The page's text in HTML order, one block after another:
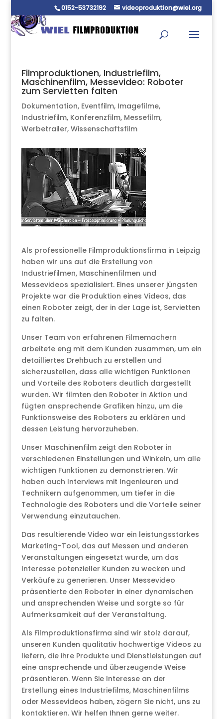
0152-53732192 videoproduktion@wiel.org
Filmproduktionen, Industriefilm,
Maschinenfilm, Messevideo: Roboter
zum Servietten falten
Dokumentation, Eventfilm, Imagefilme,
Industriefilm, Konferenzfilm, Messefilm,
Werbetrailer, Wissenschaftsfilm
Als professionelle Filmproduktionsfirma in Leipzig
haben wir uns auf die Erstellung von
Industriefilmen, Maschinenfilmen und
Messevideos spezialisiert. Eines unserer jüngsten
Projekte war die Produktion eines Videos, das
einen Roboter zeigt, der in der Lage ist, Servietten
zu falten.
Unser Team von erfahrenen Filmemachern
arbeitete eng mit dem Kunden zusammen, um ein
detailliertes Drehbuch zu erstellen und
sicherzustellen, dass alle wichtigen Funktionen
und Vorteile des Roboters deutlich dargestellt
wurden. Wir filmten den Roboter in Aktion und
fügten ansprechende Grafiken hinzu, um die
Funktionsweise des Roboters zu erklären und
dessen Leistung hervorzuheben.
Unser Maschinenfilm zeigt den Roboter in
verschiedenen Einstellungen und Winkeln, um alle
wichtigen Funktionen zu demonstrieren. Wir
haben auch Interviews mit Ingenieuren und
Technikern aufgenommen, um tiefer in die
Technologie des Roboters und die Vorteile seiner
Verwendung einzutauchen.
Das resultierende Video war ein leistungsstarkes
Marketing-Tool, das auf Messen und anderen
Veranstaltungen eingesetzt wurde, um das
Interesse potenzieller Kunden zu wecken und
Verkäufe zu generieren. Unser Messevideo
präsentierte den Roboter in einer dynamischen
und ansprechenden Weise und sorgte so für
Aufmerksamkeit auf der Veranstaltung.
Als Filmproduktionsfirma sind wir stolz darauf,
unseren Kunden qualitativ hochwertige Videos zu
liefern, die ihre Produkte und Dienstleistungen auf
eine ansprechende und überzeugende Weise
präsentieren. Wenn Sie Interesse an der
Erstellung eines Industriefilms, Maschinenfilms
oder Messevideos haben, zögern Sie nicht, uns zu
kontaktieren. Wir helfen Ihnen gerne weiter.